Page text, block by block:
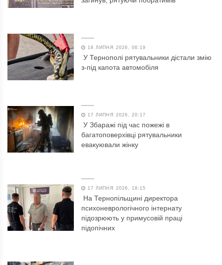
18 ЛИПНЯ 2026, 06:19
У Тернополі рятувальники дістали змію
з-під капота автомобіля
17 ЛИПНЯ 2026, 20:17
У Збаражі під час пожежі в
багатоповерхівці рятувальники
евакуювали жінку
17 ЛИПНЯ 2026, 18:15
На Тернопільщині директора
психоневрологічного інтернату
підозрюють у примусовій праці
підопічних